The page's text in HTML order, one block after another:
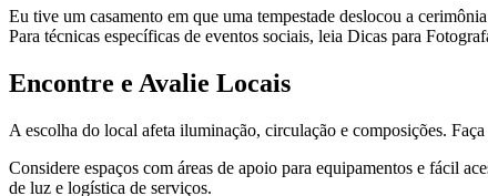
Eu tive um casamento em que uma tempestade deslocou a
Para técnicas específicas de eventos sociais, leia Dicas para
Encontre e Avalie Locais
A escolha do local afeta iluminação, circulação e composições.
Considere espaços com áreas de apoio para equipamentos e fácil
de luz e logística de serviços.